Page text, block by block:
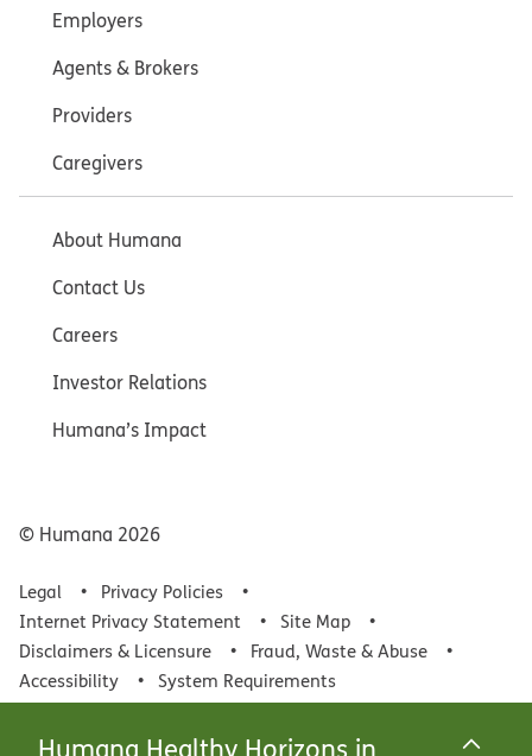
Humana Healthy Horizons in
Employers
Agents & Brokers
Providers
Caregivers
About Humana
Contact Us
Careers
Investor Relations
Humana’s Impact
© Humana 2026
Legal
Privacy Policies
Internet Privacy Statement
Site Map
Disclaimers & Licensure
Fraud, Waste & Abuse
Accessibility
System Requirements